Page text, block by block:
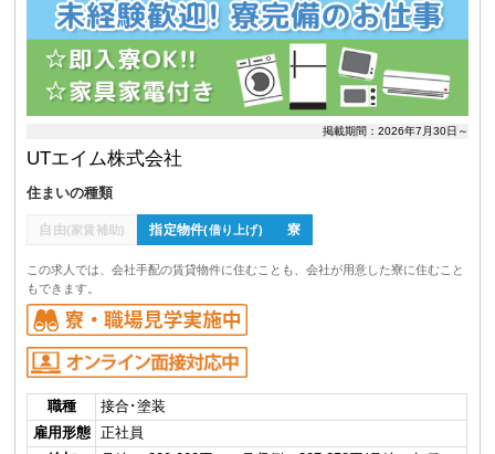
掲載期間：2026年7月30日～
UTエイム株式会社
住まいの種類
自由(家賃補助) 指定物件(借り上げ) 寮
この求人では、会社手配の賃貸物件に住むことも、会社が用意した寮に住むこと
もできます。
職種
接合･塗装
雇用形態
正社員